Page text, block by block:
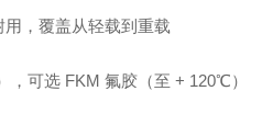
，覆盖从轻载到重载
可选 FKM 氟胶（至 + 120℃）